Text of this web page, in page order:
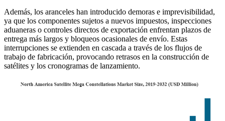
Además, los aranceles han introducido demoras e imprevisibilidad,
ya que los componentes sujetos a nuevos impuestos, inspecciones
aduaneras o controles directos de exportación enfrentan plazos de
entrega más largos y bloqueos ocasionales de envío. Estas
interrupciones se extienden en cascada a través de los flujos de
trabajo de fabricación, provocando retrasos en la construcción de
satélites y los cronogramas de lanzamiento.